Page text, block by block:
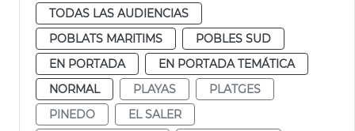
TODAS LAS AUDIENCIAS
POBLATS MARITIMS
POBLES SUD
EN PORTADA
EN PORTADA TEMÁTICA
NORMAL
PLAYAS
PLATGES
PINEDO
EL SALER